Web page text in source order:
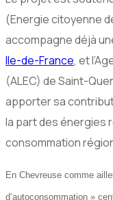
(Energie citoyenne
accompagne déjà
Ile-de-France, et
(ALEC) de Saint-
apporter sa
la part des énergies
consommation
En Chevreuse comme
d’autoconsommation »